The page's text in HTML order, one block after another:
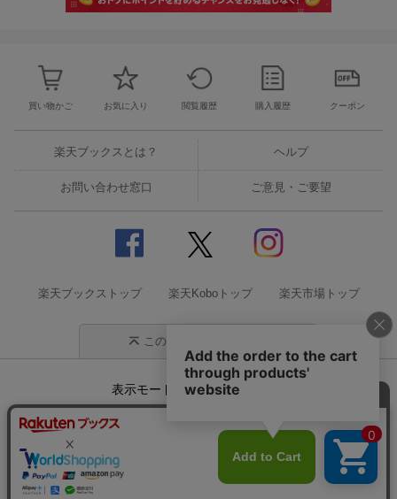
買い物かご お気に入り 閲覧履歴 購入履歴 クーポン
楽天ブックスとは？ ヘルプ
お問い合わせ窓口 ご意見・ご要望
楽天ブックストップ 楽天Koboトップ 楽天市場トップ
このページの先頭に戻る
表示モード モバイル
企業情報 個人情報保護方針